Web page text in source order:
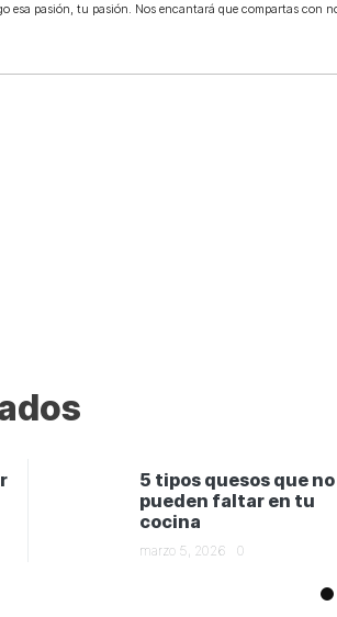
esa pasión, tu pasión. Nos encantará que compartas con
5 tipos quesos que no
pueden faltar en tu
cocina
marzo 5, 2026 0
4